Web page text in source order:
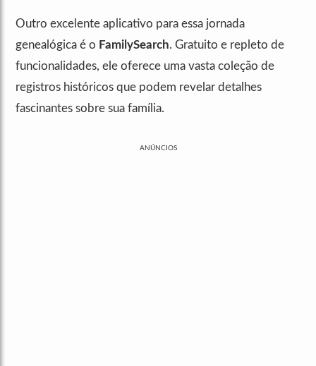
Outro excelente aplicativo para essa jornada
genealógica é o FamilySearch. Gratuito e repleto de
funcionalidades, ele oferece uma vasta coleção de
registros históricos que podem revelar detalhes
fascinantes sobre sua família.
ANÚNCIOS